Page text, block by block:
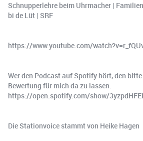
Schnupperlehre beim Uhrmacher |
bi de Lüt | SRF
https://www.youtube.com/
Wer den Podcast auf Spotify hört, den
Bewertung für mich da zu lassen.
https://open.spotify.com/show/
Die Stationvoice stammt von Heike Hagen